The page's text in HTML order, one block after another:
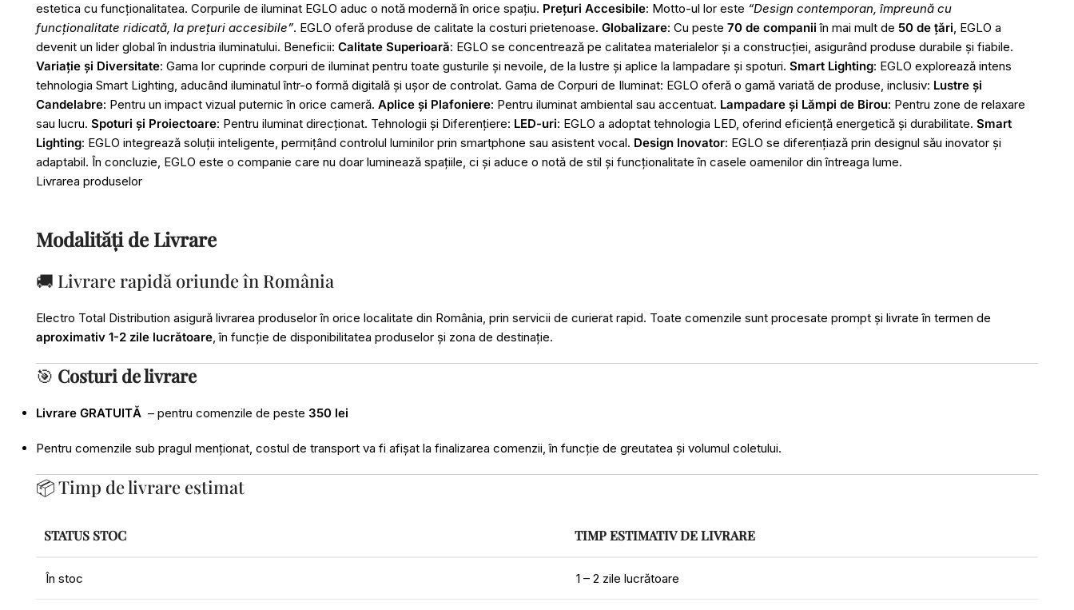
estetica cu funcționalitatea. Corpurile de iluminat EGLO aduc o notă modernă în orice spațiu. Prețuri Accesibile: Motto-ul lor este “Design contemporan, împreună cu
funcționalitate ridicată, la prețuri accesibile”. EGLO oferă produse de calitate la costuri prietenoase. Globalizare: Cu peste 70 de companii în mai mult de 50 de țări, EGLO a
devenit un lider global în industria iluminatului. Beneficii: Calitate Superioară: EGLO se concentrează pe calitatea materialelor și a construcției, asigurând produse durabile și fiabile.
Variație și Diversitate: Gama lor cuprinde corpuri de iluminat pentru toate gusturile și nevoile, de la lustre și aplice la lampadare și spoturi. Smart Lighting: EGLO explorează intens
tehnologia Smart Lighting, aducând iluminatul într-o formă digitală și ușor de controlat. Gama de Corpuri de Iluminat: EGLO oferă o gamă variată de produse, inclusiv: Lustre și
Candelabre: Pentru un impact vizual puternic în orice cameră. Aplice și Plafoniere: Pentru iluminat ambiental sau accentuat. Lampadare și Lămpi de Birou: Pentru zone de relaxare
sau lucru. Spoturi și Proiectoare: Pentru iluminat direcționat. Tehnologii și Diferențiere: LED-uri: EGLO a adoptat tehnologia LED, oferind eficiență energetică și durabilitate. Smart
Lighting: EGLO integrează soluții inteligente, permițând controlul luminilor prin smartphone sau asistent vocal. Design Inovator: EGLO se diferențiază prin designul său inovator și
adaptabil. În concluzie, EGLO este o companie care nu doar luminează spațiile, ci și aduce o notă de stil și funcționalitate în casele oamenilor din întreaga lume.
Livrarea produselor
Modalități de Livrare
🚚 Livrare rapidă oriunde în România
Electro Total Distribution asigură livrarea produselor în orice localitate din România, prin servicii de curierat rapid. Toate comenzile sunt procesate prompt și livrate în termen de
aproximativ 1-2 zile lucrătoare, în funcție de disponibilitatea produselor și zona de destinație.
🎯 Costuri de livrare
Livrare GRATUITĂ – pentru comenzile de peste 350 lei
Pentru comenzile sub pragul menționat, costul de transport va fi afișat la finalizarea comenzii, în funcție de greutatea și volumul coletului.
📦 Timp de livrare estimat
STATUS STOC TIMP ESTIMATIV DE LIVRARE
În stoc 1 – 2 zile lucrătoare